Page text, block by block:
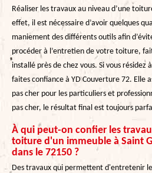
Réaliser les travaux au niveau d’une
effet, il est nécessaire d’avoir quelques
maniement des différents outils afin
procéder à l’entretien de votre toiture,
installé près de chez vous. Si vous résidez
faites confiance à YD Couverture 72. Elle
pas cher pour les particuliers et
pas cher, le résultat final est toujours
À qui peut-on confier les
toiture d'un immeuble à Saint
dans le 72150 ?
Des travaux qui permettent d'entretenir